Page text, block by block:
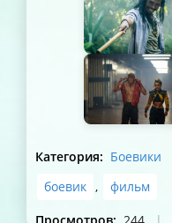
Категория: Боевики
боевик ,
фильм